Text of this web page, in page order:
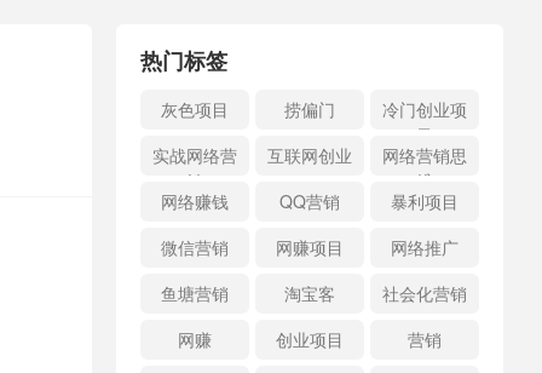
热门标签
灰色项目 捞偏门
冷门创业项
目
实战网络营
销
互联网创业
网络营销思
维
网络赚钱
QQ营销
暴利项目
微信营销
网赚项目
网络推广
鱼塘营销
淘宝客
社会化营销
网赚
创业项目
营销